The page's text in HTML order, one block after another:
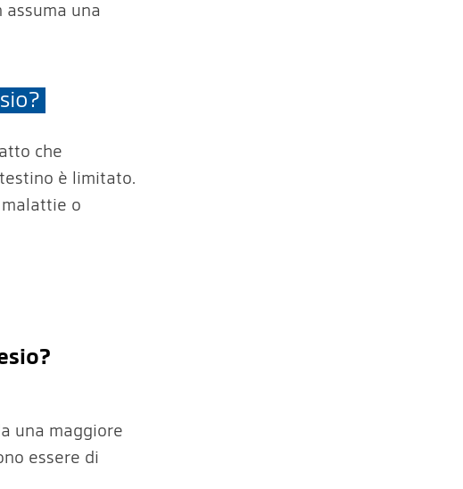
assuma una
che
è limitato.
malattie o
una maggiore
essere di